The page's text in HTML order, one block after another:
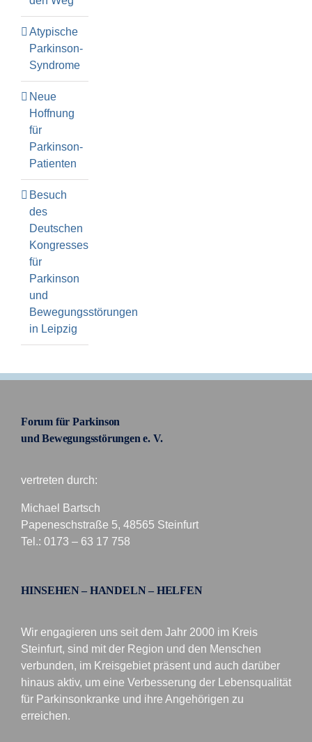
Atypische
Parkinson-
Syndrome
Neue
Hoffnung
für
Parkinson-
Patienten
Besuch
des
Deutschen
Kongresses
für
Parkinson
und
Bewegungsstörungen
in Leipzig
Forum für Parkinson
und Bewegungsstörungen e. V.
vertreten durch:
Michael Bartsch
Papeneschstraße 5, 48565 Steinfurt
Tel.: 0173 – 63 17 758
HINSEHEN – HANDELN – HELFEN
Wir engagieren uns seit dem Jahr 2000 im Kreis
Steinfurt, sind mit der Region und den Menschen
verbunden, im Kreisgebiet präsent und auch darüber
hinaus aktiv, um eine Verbesserung der Lebensqualität
für Parkinsonkranke und ihre Angehörigen zu
erreichen.